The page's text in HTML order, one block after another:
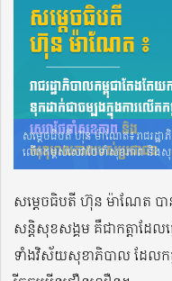
សម្តេចធិបតី ហ៊ុន ម៉ាណែត៖ រាជរដ្ឋា
លើកកម្ពស់សេវាថែទាំសុខភាព និង
សម្តេចធិបតី ហ៊ុន ម៉ាណែត បា
សន្តិសុខសង្គម គឺជាកត្តាដែល
ទាំងវិស័យសុខាភិបាល ដែលកត្ត